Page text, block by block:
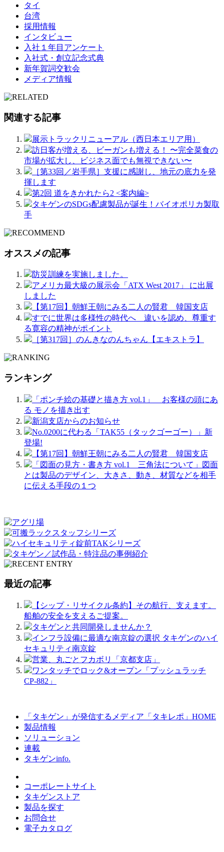
タイ
台湾
採用情報
インタビュー
入社１年目アンケート
入社式・創立記念式典
新年賀詞交歓会
メディア情報
関連する記事
展示トラックリニューアル（西日本エリア用）
訪日客が増える、ビーガンも増える！ 〜完全菜食の
市場が拡大し、ビジネス面でも無視できない〜
［第33回／岩手県］支援に感謝し、地元の底力を発
揮します
第2回 道をきかれたら2 <案内編>
タキゲンのSDGs配慮製品が誕生！バイオポリカ製取
手
オススメの記事
防災訓練を実施しました。
アメリカ最大級の展示会「ATX West 2017」 に出展
しました
【第17回】朝鮮王朝にみる二人の賢君 韓国支店
すでに世界は多様性の時代へ 違いを認め、尊重す
る寛容の精神がポイント
［第317回］のんきなのんちゃん【エキストラ】
ランキング
「ポンチ絵の基礎と描き方 vol.1」 お客様の頭にあ
る モノを描き出す
新潟支店からのお知らせ
No.0200に代わる「TAK55（タックゴーゴー）」新
登場!
【第17回】朝鮮王朝にみる二人の賢君 韓国支店
「図面の見方・書き方 vol.1 三角法について」図面
とは製品のデザイン、大きさ、動き、材質などを相手
に伝える手段の１つ
最近の記事
【シップ・リサイクル条約】その航行、支えます。
船舶の安全を支えるご提案。
タキゲンと共同開発しませんか？
インフラ設備に最適な南京錠の選択 タキゲンのハイ
セキュリティ南京錠
営業、丸ごとフカボリ「京都支店」
ワンタッチでロック&オープン「プッシュラッチ
CP-882」
「タキゲン」が発信するメディア「タキレポ」HOME
製品情報
ソリューション
連載
タキゲンinfo.
コーポレートサイト
タキゲンストア
製品を探す
お問合せ
電子カタログ